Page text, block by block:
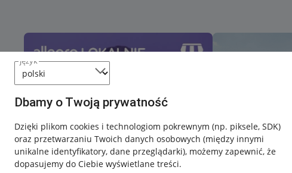
język
Dbamy o Twoją prywatność
Dzięki plikom cookies i technologiom pokrewnym (np. piksele, SDK)
oraz przetwarzaniu Twoich danych osobowych (między innymi
unikalne identyfikatory, dane przeglądarki), możemy zapewnić, że
dopasujemy do Ciebie wyświetlane treści.